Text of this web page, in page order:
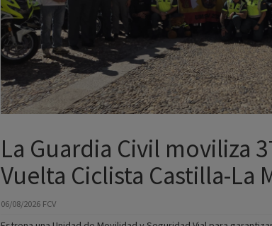
La Guardia Civil moviliza
Vuelta Ciclista Castilla-La
06/08/2026 FCV
Estrena una Unidad de Movilidad y Seguridad Vial para
y 1.004 kilómetros.
PUBLICIDAD